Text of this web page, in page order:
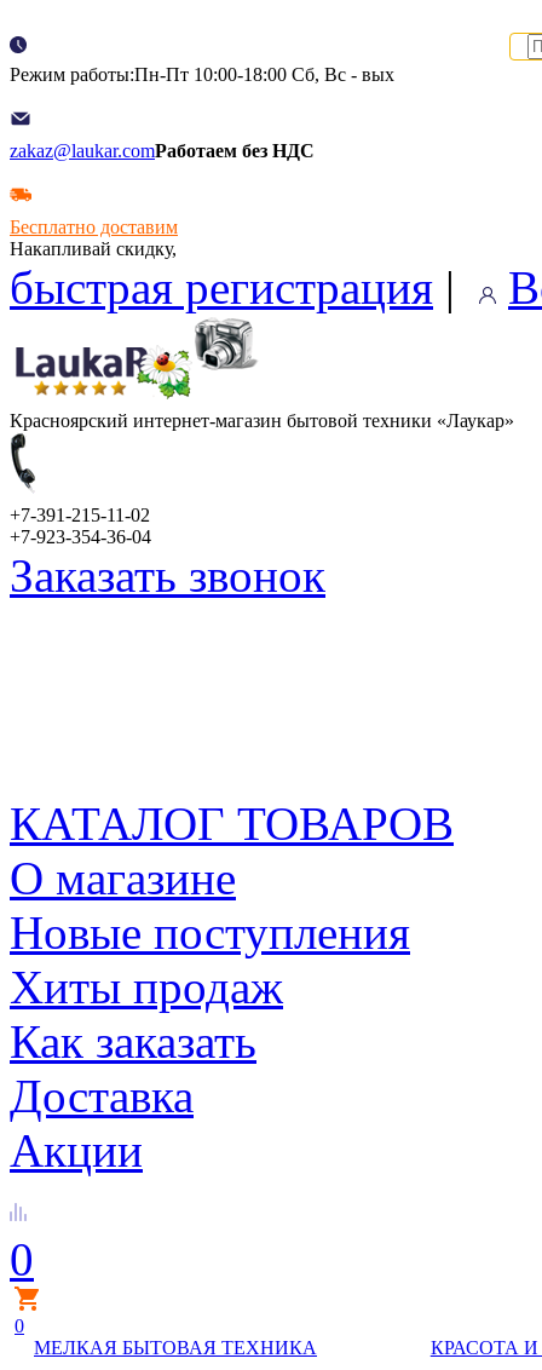
Режим работы:Пн-Пт 10:00-18:00 Сб, Вс - вых
zakaz@laukar.comРаботаем без НДС
Бесплатно доставим
Накапливай скидку,
быстрая регистрация |
Красноярский интернет-магазин бытовой техники «Лаукар»
+7-391-215-11-02
+7-923-354-36-04
Заказать звонок
КАТАЛОГ ТОВАРОВ
О магазине
Новые поступления
Хиты продаж
Как заказать
Доставка
Акции
0
0
МЕЛКАЯ БЫТОВАЯ ТЕХНИКА
КРАСОТА И